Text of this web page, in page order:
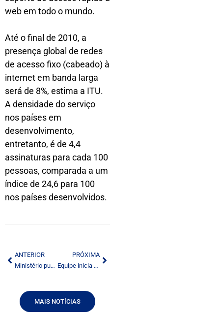
web em todo o mundo.
Até o final de 2010, a
presença global de redes
de acesso fixo (cabeado) à
internet em banda larga
será de 8%, estima a ITU.
A densidade do serviço
nos países em
desenvolvimento,
entretanto, é de 4,4
assinaturas para cada 100
pessoas, comparada a um
índice de 24,6 para 100
nos países desenvolvidos.
ANTERIOR
Ministério publica outorgas de radiodifusão
PRÓXIMA
Equipe inicia visitas em emissoras para identificar estruturas críticas da radiodifusão
MAIS NOTÍCIAS